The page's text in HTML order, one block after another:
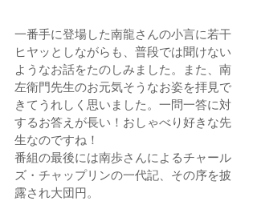
一番手に登場した南龍さんの小言に若干
ヒヤッとしながらも、普段では聞けない
ようなお話をたのしみました。また、南
左衛門先生のお元気そうなお姿を拝見で
きてうれしく思いました。一問一答に対
するお答えが長い！おしゃべり好きな先
生なのですね！
番組の最後には南歩さんによるチャール
ズ・チャップリンの一代記、その序を披
露され大団円。